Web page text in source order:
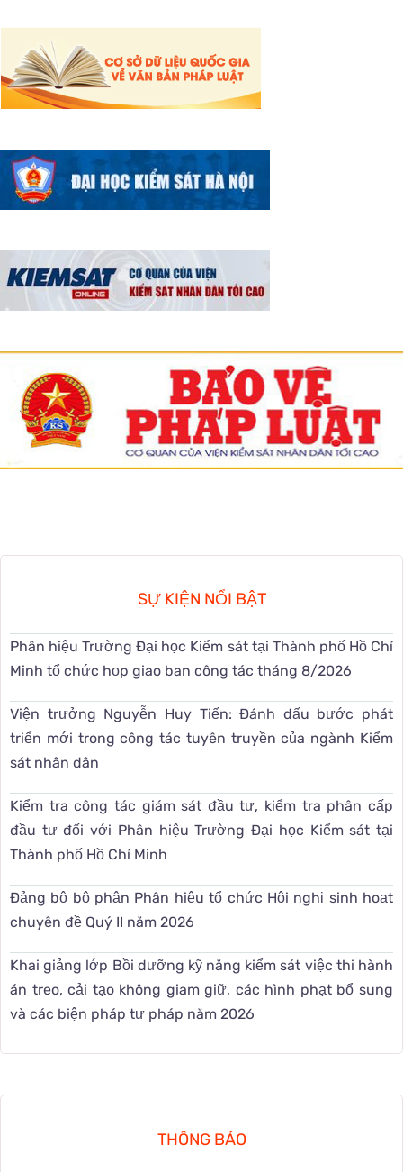
SỰ KIỆN NỔI BẬT
Phân hiệu Trường Đại học Kiểm sát tại Thành phố Hồ Chí
Minh tổ chức họp giao ban công tác tháng 8/2026
Viện trưởng Nguyễn Huy Tiến: Đánh dấu bước phát
triển mới trong công tác tuyên truyền của ngành Kiểm
sát nhân dân
Kiểm tra công tác giám sát đầu tư, kiểm tra phân cấp
đầu tư đối với Phân hiệu Trường Đại học Kiểm sát tại
Thành phố Hồ Chí Minh
Đảng bộ bộ phận Phân hiệu tổ chức Hội nghị sinh hoạt
chuyên đề Quý II năm 2026
Khai giảng lớp Bồi dưỡng kỹ năng kiểm sát việc thi hành
án treo, cải tạo không giam giữ, các hình phạt bổ sung
và các biện pháp tư pháp năm 2026
THÔNG BÁO